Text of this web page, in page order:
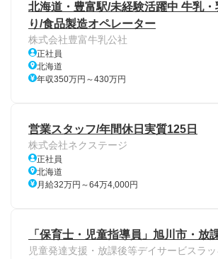
北海道・豊富駅/未経験活躍中 牛乳
り/食品製造オペレーター
株式会社豊富牛乳公社
正社員
北海道
年収350万円～430万円
営業スタッフ/年間休日実質125日
株式会社ネクステージ
正社員
北海道
月給32万円～64万4,000円
「保育士・児童指導員」旭川市・放
児童発達支援・放課後等デイサービスラ